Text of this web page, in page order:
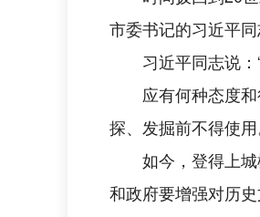
市委书记的习近平
习近平同志说
应有何种态度
探、发掘前不得使
如今，登得上
和政府要增强对历